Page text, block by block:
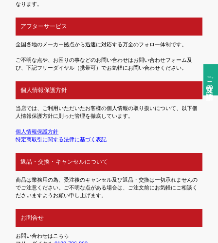
ご注文前の確認事項
なります。
アフターサービス
全国各地のメーカー拠点から迅速に対応する万全のフォロー体制です。
ご不明な点や、お困りの事などのお問い合わせはお問い合わせフォーム及
び、下記フリーダイヤル（携帯可）でお気軽にお問い合わせください。
個人情報保護方針
当店では、ご利用いただいたお客様の個人情報の取り扱いについて、以下個
人情報保護方針に則った管理を徹底しています。
個人情報保護方針
特定商取引に関する法律に基づく表記
返品・交換・キャンセルについて
商品は業務用の為、受注後のキャンセル及び返品・交換は一切承れませんの
でご注意ください。ご不明な点がある場合は、ご注文前にお気軽にご相談く
ださいますようお願い申し上げます。
お問合せ
お問い合わせはこちら